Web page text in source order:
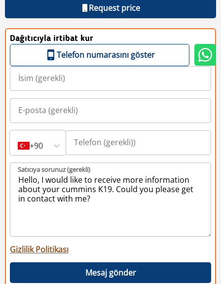
Request price
Dağıtıcıyla irtibat kur
Telefon numarasını göster
+90
Satıcıya sorunuz (gerekli)
Gizlilik Politikası
Mesaj gönder